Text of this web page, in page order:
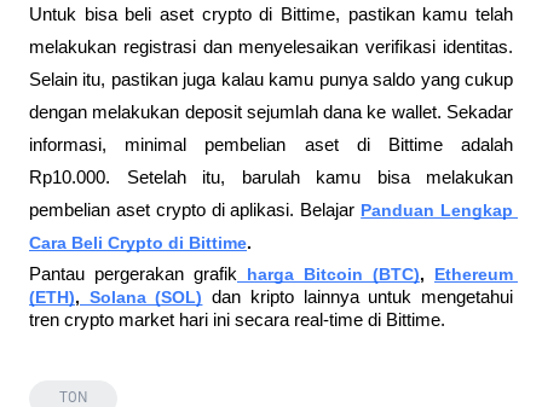
Untuk bisa beli aset crypto di Bittime, pastikan kamu telah
melakukan registrasi dan menyelesaikan verifikasi identitas.
Selain itu, pastikan juga kalau kamu punya saldo yang cukup
dengan melakukan deposit sejumlah dana ke wallet. Sekadar
informasi, minimal pembelian aset di Bittime adalah
Rp10.000. Setelah itu, barulah kamu bisa melakukan
pembelian aset crypto di aplikasi. Belajar Panduan Lengkap
Cara Beli Crypto di Bittime.
Pantau pergerakan grafik
harga Bitcoin (BTC), Ethereum
(ETH), Solana (SOL) dan kripto lainnya untuk mengetahui
tren crypto market hari ini secara real-time di Bittime.
TON